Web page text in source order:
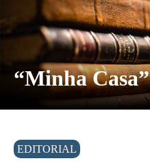
“Minha Casa”
EDITORIAL